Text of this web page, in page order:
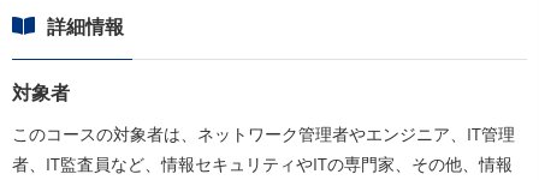
詳細情報
対象者
このコースの対象者は、ネットワーク管理者やエンジニア、IT管理
者、IT監査員など、情報セキュリティやITの専門家、その他、情報